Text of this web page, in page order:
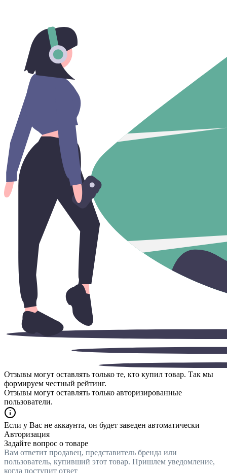
Отзывы могут оставлять только те, кто купил товар. Так мы
формируем честный рейтинг.
Отзывы могут оставлять только авторизированные
пользователи.
Если у Вас не аккаунта, он будет заведен автоматически
Авторизация
Задайте вопрос о товаре
Вам ответит продавец, представитель бренда или
пользователь, купивший этот товар. Пришлем уведомление,
когда поступит ответ